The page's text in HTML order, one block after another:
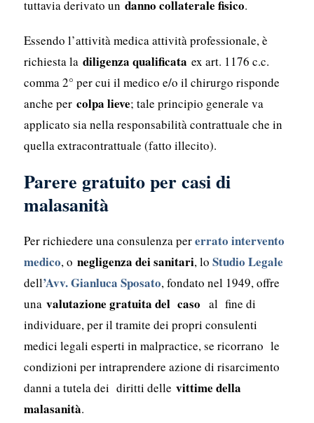
tuttavia derivato un danno collaterale fisico.
Essendo l’attività medica attività professionale, è
richiesta la diligenza qualificata ex art. 1176 c.c.
comma 2° per cui il medico e/o il chirurgo risponde
anche per colpa lieve; tale principio generale va
applicato sia nella responsabilità contrattuale che in
quella extracontrattuale (fatto illecito).
Parere gratuito per casi di
malasanità
Per richiedere una consulenza pererrato intervento
medico, o negligenza dei sanitari, lo Studio Legale
dell’Avv. Gianluca Sposato, fondato nel 1949, offre
una valutazione gratuita del caso al fine di
individuare, per il tramite dei propri consulenti
medici legali esperti in malpractice, se ricorrano le
condizioni per intraprendere azione di risarcimento
danni a tutela dei diritti delle vittime della
malasanità.